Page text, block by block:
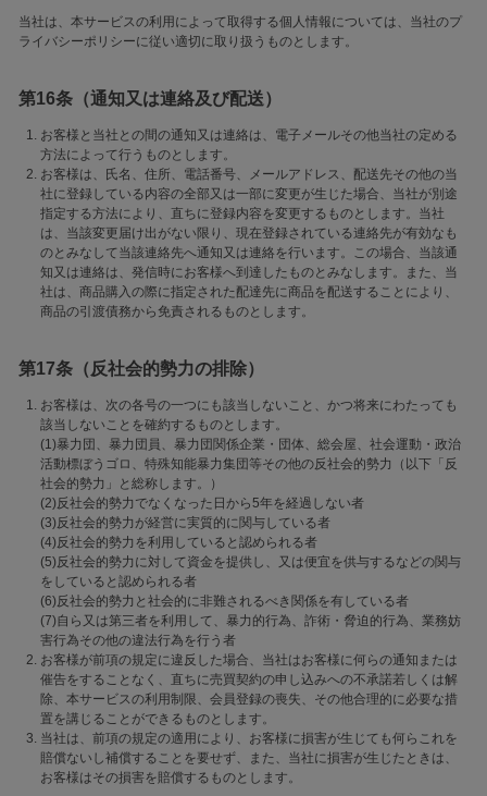
当社は、本サービスの利用によって取得する個人情報については、当社のプ
ライバシーポリシーに従い適切に取り扱うものとします。
第16条（通知又は連絡及び配送）
お客様と当社との間の通知又は連絡は、電子メールその他当社の定める
方法によって行うものとします。
お客様は、氏名、住所、電話番号、メールアドレス、配送先その他の当
社に登録している内容の全部又は一部に変更が生じた場合、当社が別途
指定する方法により、直ちに登録内容を変更するものとします。当社
は、当該変更届け出がない限り、現在登録されている連絡先が有効なも
のとみなして当該連絡先へ通知又は連絡を行います。この場合、当該通
知又は連絡は、発信時にお客様へ到達したものとみなします。また、当
社は、商品購入の際に指定された配達先に商品を配送することにより、
商品の引渡債務から免責されるものとします。
第17条（反社会的勢力の排除）
お客様は、次の各号の一つにも該当しないこと、かつ将来にわたっても
該当しないことを確約するものとします。
(1)暴力団、暴力団員、暴力団関係企業・団体、総会屋、社会運動・政治
活動標ぼうゴロ、特殊知能暴力集団等その他の反社会的勢力（以下「反
社会的勢力」と総称します。）
(2)反社会的勢力でなくなった日から5年を経過しない者
(3)反社会的勢力が経営に実質的に関与している者
(4)反社会的勢力を利用していると認められる者
(5)反社会的勢力に対して資金を提供し、又は便宜を供与するなどの関与
をしていると認められる者
(6)反社会的勢力と社会的に非難されるべき関係を有している者
(7)自ら又は第三者を利用して、暴力的行為、詐術・脅迫的行為、業務妨
害行為その他の違法行為を行う者
お客様が前項の規定に違反した場合、当社はお客様に何らの通知または
催告をすることなく、直ちに売買契約の申し込みへの不承諾若しくは解
除、本サービスの利用制限、会員登録の喪失、その他合理的に必要な措
置を講じることができるものとします。
当社は、前項の規定の適用により、お客様に損害が生じても何らこれを
賠償ないし補償することを要せず、また、当社に損害が生じたときは、
お客様はその損害を賠償するものとします。